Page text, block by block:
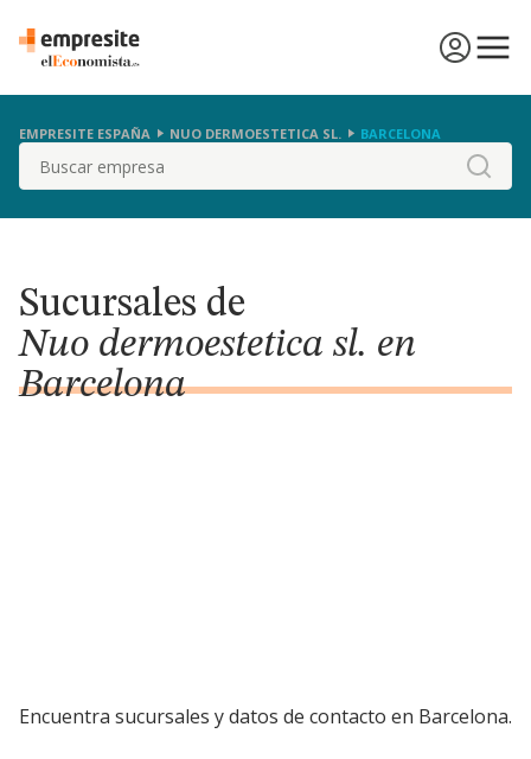
EMPRESITE ESPAÑA NUO DERMOESTETICA SL. BARCELONA
Buscar
Sucursales de
Nuo dermoestetica sl. en
Barcelona
Encuentra sucursales y datos de contacto en Barcelona.